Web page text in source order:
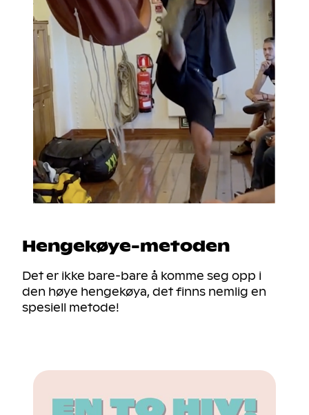
Hengekøye-metoden
Det er ikke bare-bare å komme seg opp i
den høye hengekøya, det finns nemlig en
spesiell metode!